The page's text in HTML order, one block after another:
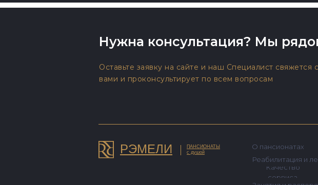
Нужна консультация? Мы
Оставьте заявку на сайте и наш Специалист свяжется с
вами и проконсультирует по всем вопросам
РЭМЕЛИ
ПАНСИОНАТЫ
с душой
О пансионатах
Реабилитация и
Качество
сервиса